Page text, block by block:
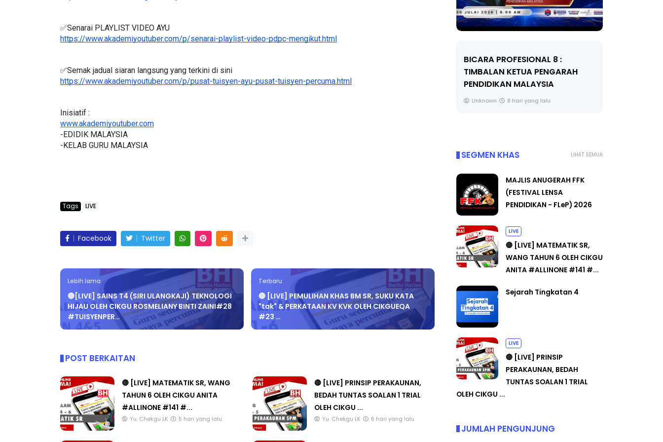
✅Senarai PLAYLIST VIDEO AYU
https://www.akademiyoutuber.com/p/senarai-playlist-video-pdpc-mengikut.html
✅Semak jadual siaran langsung yang terkini di sini
https://www.akademiyoutuber.com/p/pusat-tuisyen-ayu-pusat-tuisyen-percuma.html
Inisiatif :
www.akademiyoutuber.com
-EDIDIK MALAYSIA
-KELAB GURU MALAYSIA
Tags LIVE
Facebook Twitter
Lebih lama
🔴[LIVE] SAINS T4 (SIRI ULANGKAJI) TEKNOLOGI
HIJAU OLEH CIKGU ROSMELIANY BINTI ZAINI#28
#TUISYENPER…
Terbaru
🔴 [LIVE] PEMULIHAN KHAS BM SR, SUKU KATA
"tak" & PERKATAAN KV KVK OLEH CIKGUEQA
#23 …
POST BERKAITAN
🔴 [LIVE] MATEMATIK SR, WANG
TAHUN 6 OLEH CIKGU ANITA
#ALLINONE #141 #...
Yu. Chekgu LK 5 hari yang lalu
🔴 [LIVE] PRINSIP PERAKAUNAN,
BEDAH TUNTAS SOALAN 1 TRIAL
OLEH CIKGU ...
Yu. Chekgu LK 6 hari yang lalu
5 hari yang lalu
🔴 [LIVE] PRINSIP PERAKAUNAN,
BEDAH TUNTAS SOALAN 1 TRIAL
PENDIDIKAN MALAYSIA
BICARA KORPORAT 3 : PROGRAM
MAKANAN SELAMAT DAN
BERKUALITI (AMALAN PER...
Unknown 8 hari yang lalu
LIHAT SEMUA
SEGMEN KHAS
MAJLIS ANUGERAH FFK
(FESTIVAL LENSA
PENDIDIKAN - FLeP) 2026
LIVE
🔴 [LIVE] MATEMATIK SR,
WANG TAHUN 6 OLEH CIKGU
ANITA #ALLINONE #141 #...
Sejarah Tingkatan 4
LIVE
🔴 [LIVE] PRINSIP
PERAKAUNAN, BEDAH
TUNTAS SOALAN 1 TRIAL
OLEH CIKGU ...
JUMLAH PENGUNJUNG